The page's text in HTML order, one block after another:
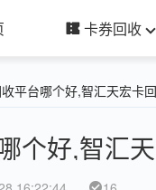
卡券回收
平台哪个好,智汇天宏卡
个好,智汇